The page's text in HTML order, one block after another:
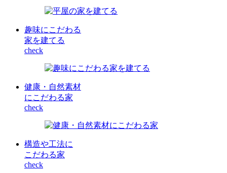
趣味にこだわる
家を建てる
check
健康・自然素材
にこだわる家
check
構造や工法に
こだわる家
check